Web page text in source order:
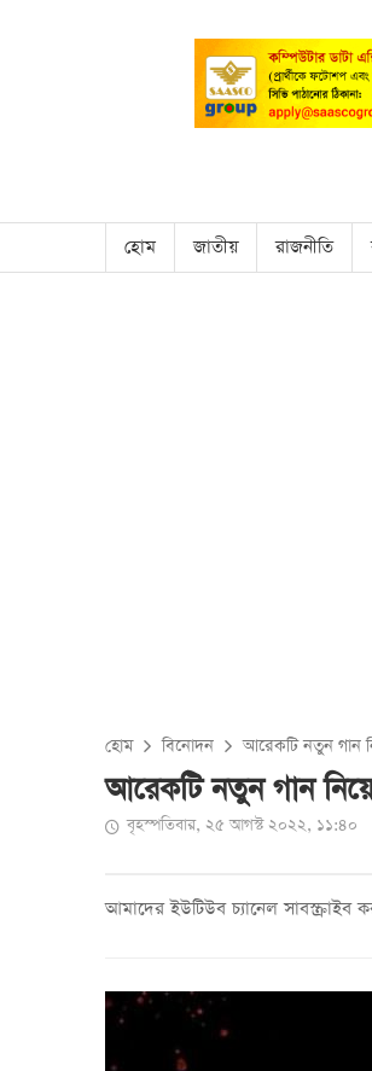
হোম জাতীয় রাজনীতি
হোম বিনোদন আরেকটি নতুন গান
আরেকটি নতুন গান
বৃহস্পতিবার, ২৫ আগস্ট ২০২২, ১১:৪০
আমাদের ইউটিউব চ্যানেল সাবস্ক্রাইব